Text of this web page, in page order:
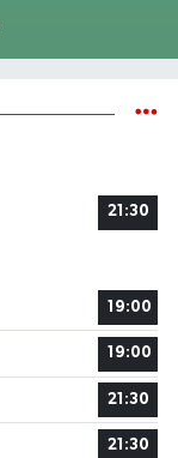
21:30
19:00
19:00
21:30
21:30